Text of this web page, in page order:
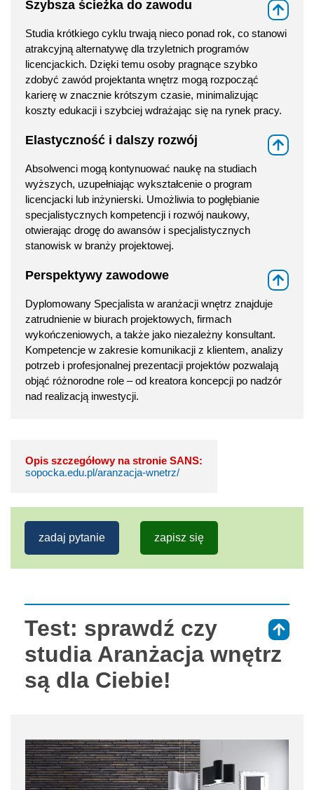
Szybsza ścieżka do zawodu
Studia krótkiego cyklu trwają nieco ponad rok, co stanowi
atrakcyjną alternatywę dla trzyletnich programów
licencjackich. Dzięki temu osoby pragnące szybko
zdobyć zawód projektanta wnętrz mogą rozpocząć
karierę w znacznie krótszym czasie, minimalizując
koszty edukacji i szybciej wdrażając się na rynek pracy.
Elastyczność i dalszy rozwój
Absolwenci mogą kontynuować naukę na studiach
wyższych, uzupełniając wykształcenie o program
licencjacki lub inżynierski. Umożliwia to pogłębianie
specjalistycznych kompetencji i rozwój naukowy,
otwierając drogę do awansów i specjalistycznych
stanowisk w branży projektowej.
Perspektywy zawodowe
Dyplomowany Specjalista w aranżacji wnętrz znajduje
zatrudnienie w biurach projektowych, firmach
wykończeniowych, a także jako niezależny konsultant.
Kompetencje w zakresie komunikacji z klientem, analizy
potrzeb i profesjonalnej prezentacji projektów pozwalają
objąć różnorodne role – od kreatora koncepcji po nadzór
nad realizacją inwestycji.
Opis szczegółowy na stronie SANS:
sopocka.edu.pl/aranzacja-wnetrz/
zadaj pytanie zapisz się
Test: sprawdź czy
studia Aranżacja wnętrz
są dla Ciebie!